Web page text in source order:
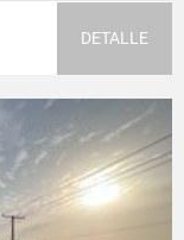
DETALLE